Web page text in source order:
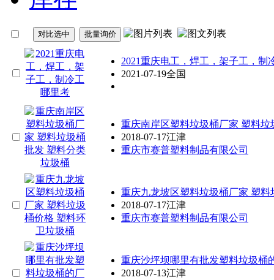
2021重庆电工，焊工，架子工，制
2021-07-19全国
重庆南岸区塑料垃圾桶厂家 塑料
2018-07-17江津
重庆市赛普塑料制品有限公司
重庆九龙坡区塑料垃圾桶厂家 塑
2018-07-17江津
重庆市赛普塑料制品有限公司
重庆沙坪坝哪里有批发塑料垃圾桶
2018-07-13江津